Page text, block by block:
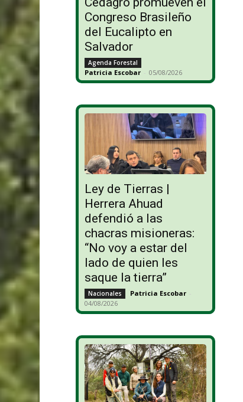
Congreso Brasileño
del Eucalipto en
Salvador
Agenda Forestal
Patricia Escobar - 05/08/2026
Ley de Tierras |
Herrera Ahuad
defendió a las
chacras misioneras:
“No voy a estar del
lado de quien les
saque la tierra”
Nacionales Patricia Escobar -
04/08/2026